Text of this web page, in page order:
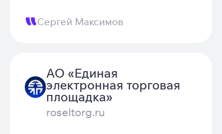
Сергей Максимов
АО «Единая
электронная торговая
площадка»
roseltorg.ru